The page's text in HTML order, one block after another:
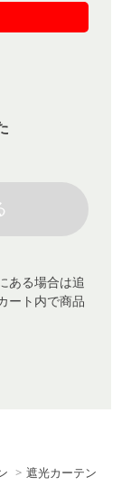
ある場合は追
ート内で商品
> 遮光カーテン